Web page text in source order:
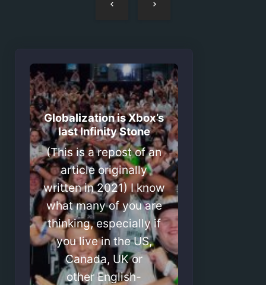
Globalization is Xbox’s
last Infinity Stone
(This is a repost of an
article originally
written in 2021) I know
what many of you are
thinking, especially if
you live in the US,
Canada, UK or
other English-